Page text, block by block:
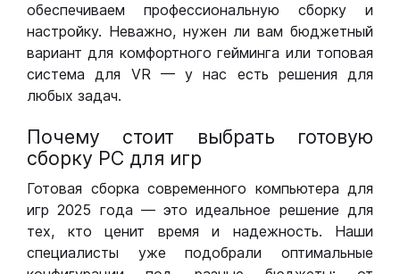
обеспечиваем профессиональную сборку и
настройку. Неважно, нужен ли вам бюджетный
вариант для комфортного гейминга или топовая
система для VR — у нас есть решения для
любых задач.
Почему стоит выбрать готовую
сборку РС для игр
Готовая сборка современного компьютера для
игр 2025 года — это идеальное решение для
тех, кто ценит время и надежность. Наши
специалисты уже подобрали оптимальные